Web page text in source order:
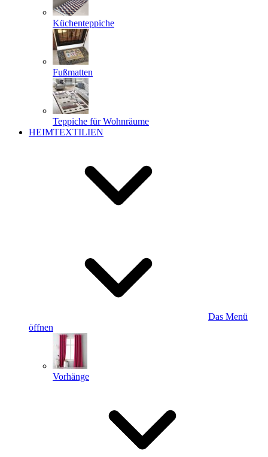
Küchenteppiche
Fußmatten
Teppiche für Wohnräume
HEIMTEXTILIEN
Das Menü
öffnen
Vorhänge